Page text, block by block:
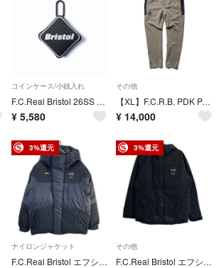
コインケース/小銭入れ
F.C.Real Bristol 26SS COIN CASE
¥ 5,580
その他
【XL】F.C.R.B. PDK PANTS
¥ 14,000
3%還元
ナイロンジャケット
F.C.Real Bristol エフシーリアルブリストル 25年 FCRB-252020 ブラック FIELD DOWN PARKA XL
3%還元
その他
F.C.Real Bristol エフシーリアルブリストル FCRB-232024 ブラック INSULATION PADDED HOODED フーデットナイロンジャケット M